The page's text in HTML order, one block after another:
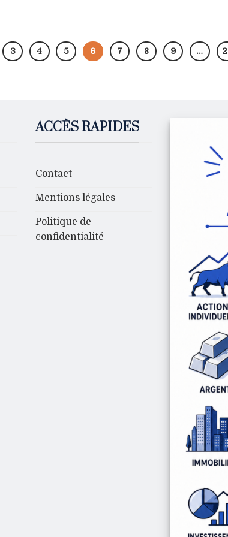
3 4 5 6 7 8 9 …
ACCÈS RAPIDES
Contact
Mentions légales
Politique de
confidentialité